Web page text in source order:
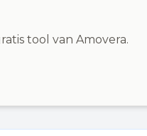
tool van Amovera.